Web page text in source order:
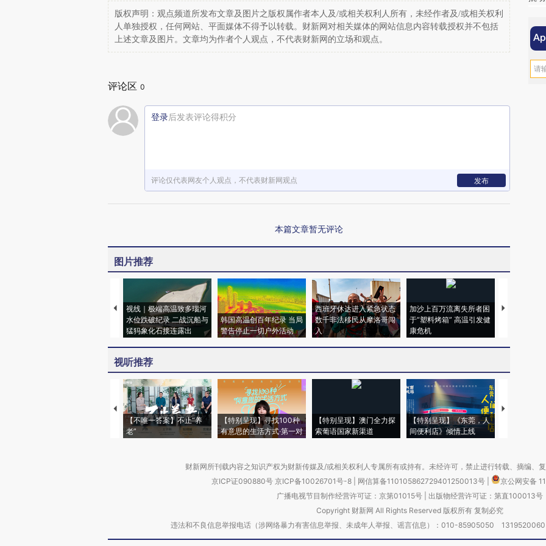
版权声明：观点频道所发布文章及图片之版权属作者本人及/或相关权利人所有，未经作者及/或相关权利
人单独授权，任何网站、平面媒体不得予以转载。财新网对相关媒体的网站信息内容转载授权并不包括
上述文章及图片。文章均为作者个人观点，不代表财新网的立场和观点。
评论区 0
登录后发表评论得积分
评论仅代表网友个人观点，不代表财新网观点 发布
本篇文章暂无评论
图片推荐
视线｜极端高温致多瑙河
水位跌破纪录 二战沉船与
猛犸象化石接连露出
韩国高温创百年纪录 当局
警告停止一切户外活动
西班牙休达进入紧急状态
数千非法移民从摩洛哥闯
入
加沙上百万流离失所者困
于“塑料烤箱” 高温引发健
康危机
视线｜
视听推荐
【不唯一答案】不止“养
老”
【特别呈现】寻找100种
有意思的生活方式·第一对
【特别呈现】澳门全力探
索葡语国家新渠道
【特别呈现】《东莞，人
间便利店》倾情上线
【推广】走
财新网所刊载内容之知识产权为财新传媒及/或相关权利人专属所有或持有。未经许可，禁止进行转载、摘编、
京ICP证090880号 京ICP备10026701号-8 网信算备110105862729401250013号
京公网安备
广播电视节目制作经营许可证：京第01015号| 出版物经营许可证：第直100013号
Copyright 财新网 All Rights Reserved 版权所有 复制必究
违法和不良信息举报电话（涉网络暴力有害信息举报、未成年人举报、谣言信息）：010-85905050